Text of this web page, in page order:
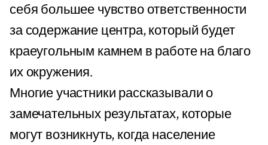
себя большее чувство ответственности
за содержание центра, который будет
краеугольным камнем в работе на благо
их окружения.
Многие участники рассказывали о
замечательных результатах, которые
могут возникнуть, когда население